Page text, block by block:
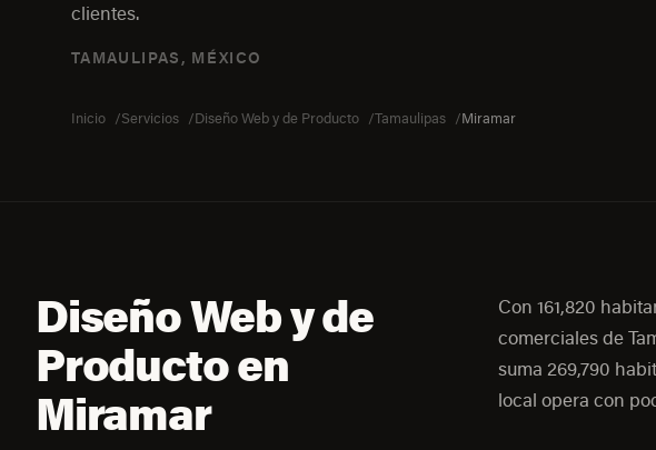
clientes.
TAMAULIPAS, MÉXICO
Inicio Servicios Diseño Web y de Producto Tamaulipas Miramar
Diseño Web y de
Producto en
Miramar
Con 161,820
comerciales de
suma 269,790
local opera con